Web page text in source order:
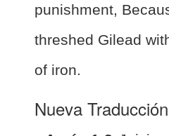
punishment,
threshed Gilead
of iron.
Nueva